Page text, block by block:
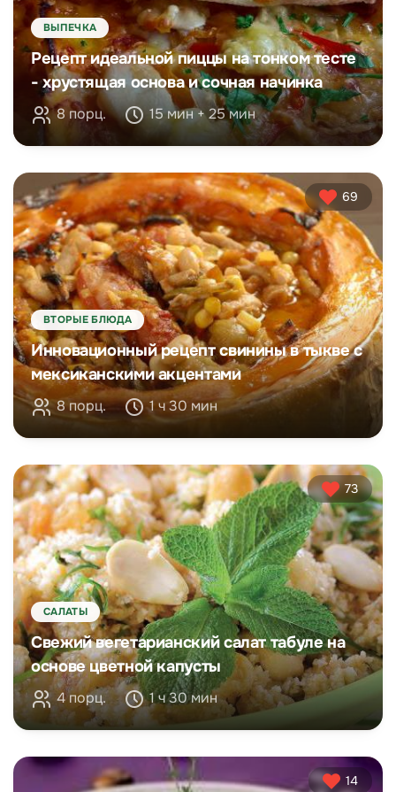
ВЫПЕЧКА
Рецепт идеальной пиццы на тонком тесте
- хрустящая основа и сочная начинка
8 порц. 15 мин + 25 мин
69
ВТОРЫЕ БЛЮДА
Инновационный рецепт свинины в тыкве с
мексиканскими акцентами
8 порц. 1 ч 30 мин
73
САЛАТЫ
Свежий вегетарианский салат табуле на
основе цветной капусты
4 порц. 1 ч 30 мин
14